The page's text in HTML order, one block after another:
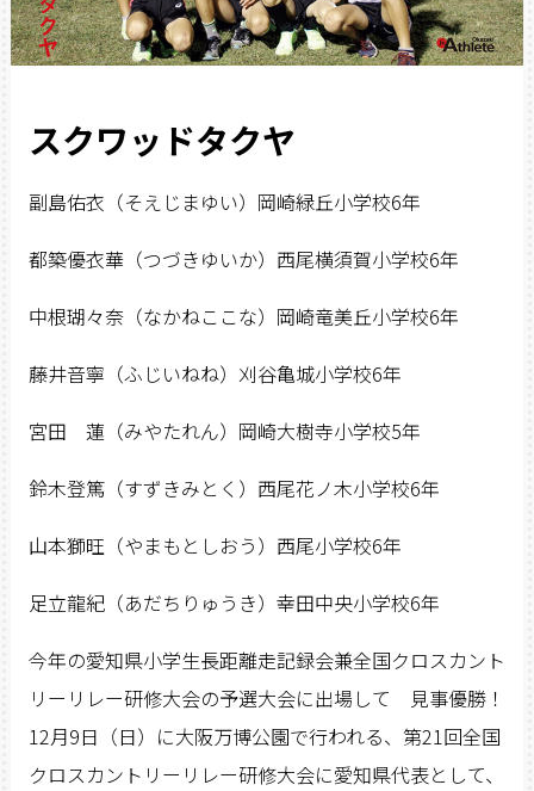
スクワッドタクヤ
副島佑衣（そえじまゆい）岡崎緑丘小学校6年
都築優衣華（つづきゆいか）西尾横須賀小学校6年
中根瑚々奈（なかねここな）岡崎竜美丘小学校6年
藤井音寧（ふじいねね）刈谷亀城小学校6年
宮田 蓮（みやたれん）岡崎大樹寺小学校5年
鈴木登篤（すずきみとく）西尾花ノ木小学校6年
山本獅旺（やまもとしおう）西尾小学校6年
足立龍紀（あだちりゅうき）幸田中央小学校6年
今年の愛知県小学生長距離走記録会兼全国クロスカント
リーリレー研修大会の予選大会に出場して 見事優勝！
12月9日（日）に大阪万博公園で行われる、第21回全国
クロスカントリーリレー研修大会に愛知県代表として、